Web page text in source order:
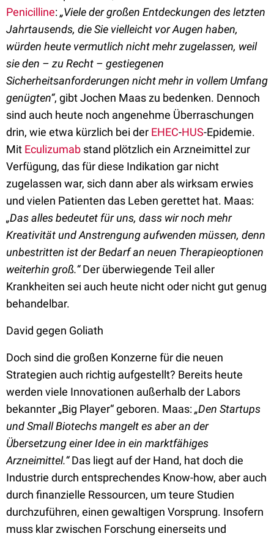
Penicilline:„Viele der großen Entdeckungen des letzten
Jahrtausends, die Sie vielleicht vor Augen haben,
würden heute vermutlich nicht mehr zugelassen, weil
sie den – zu Recht – gestiegenen
Sicherheitsanforderungen nicht mehr in vollem Umfang
genügten“, gibt Jochen Maas zu bedenken. Dennoch
sind auch heute noch angenehme Überraschungen
drin, wie etwa kürzlich bei der EHEC-HUS-Epidemie.
Mit Eculizumab stand plötzlich ein Arzneimittel zur
Verfügung, das für diese Indikation gar nicht
zugelassen war, sich dann aber als wirksam erwies
und vielen Patienten das Leben gerettet hat. Maas:
„Das alles bedeutet für uns, dass wir noch mehr
Kreativität und Anstrengung aufwenden müssen, denn
unbestritten ist der Bedarf an neuen Therapieoptionen
weiterhin groß.“Der überwiegende Teil aller
Krankheiten sei auch heute nicht oder nicht gut genug
behandelbar.
David gegen Goliath
Doch sind die großen Konzerne für die neuen
Strategien auch richtig aufgestellt? Bereits heute
werden viele Innovationen außerhalb der Labors
bekannter „Big Player“ geboren. Maas:„Den Startups
und Small Biotechs mangelt es aber an der
Übersetzung einer Idee in ein marktfähiges
Arzneimittel.“Das liegt auf der Hand, hat doch die
Industrie durch entsprechendes Know-how, aber auch
durch finanzielle Ressourcen, um teure Studien
durchzuführen, einen gewaltigen Vorsprung. Insofern
muss klar zwischen Forschung einerseits und